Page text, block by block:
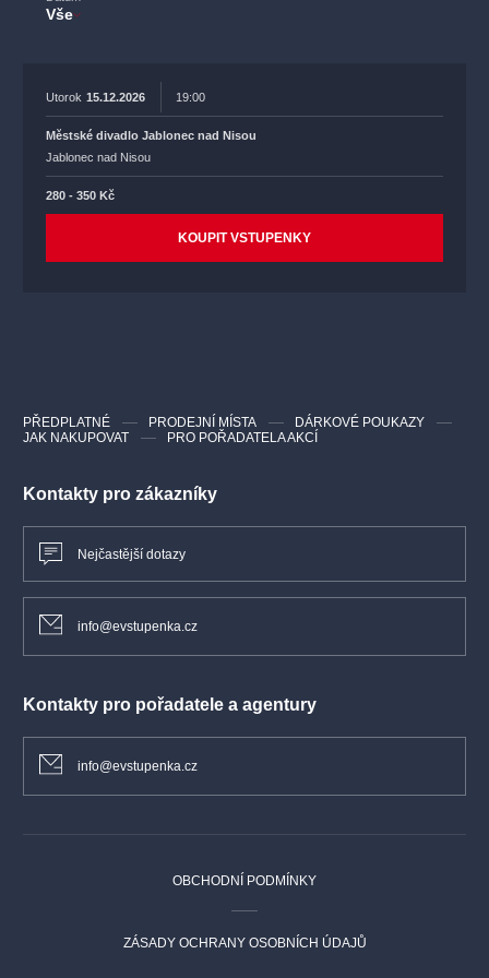
Vše
Utorok 15.12.2026 19:00
Městské divadlo Jablonec nad Nisou
Jablonec nad Nisou
280 - 350 Kč
KOUPIT VSTUPENKY
Kontakty pro zákazníky
Nejčastější dotazy
info@evstupenka.cz
Kontakty pro pořadatele a agentury
info@evstupenka.cz
PŘEDPLATNÉ PRODEJNÍ MÍSTA
DÁRKOVÉ POUKAZY
JAK NAKUPOVAT
PRO POŘADATELA AKCÍ
OBCHODNÍ PODMÍNKY
ZÁSADY OCHRANY OSOBNÍCH ÚDAJŮ